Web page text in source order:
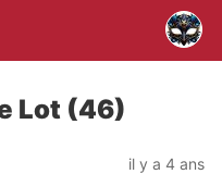
Lot (46)
il y a 4 ans